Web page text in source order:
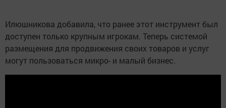
Илюшникова добавила, что ранее этот инструмент был
доступен только крупным игрокам. Теперь системой
размещения для продвижения своих товаров и услуг
могут пользоваться микро- и малый бизнес.